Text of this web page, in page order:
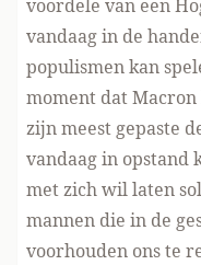
voordele van een
vandaag in de
populismen kan
moment dat
zijn meest gepaste
vandaag in opstand
met zich wil laten
mannen die in de
voorhouden ons te